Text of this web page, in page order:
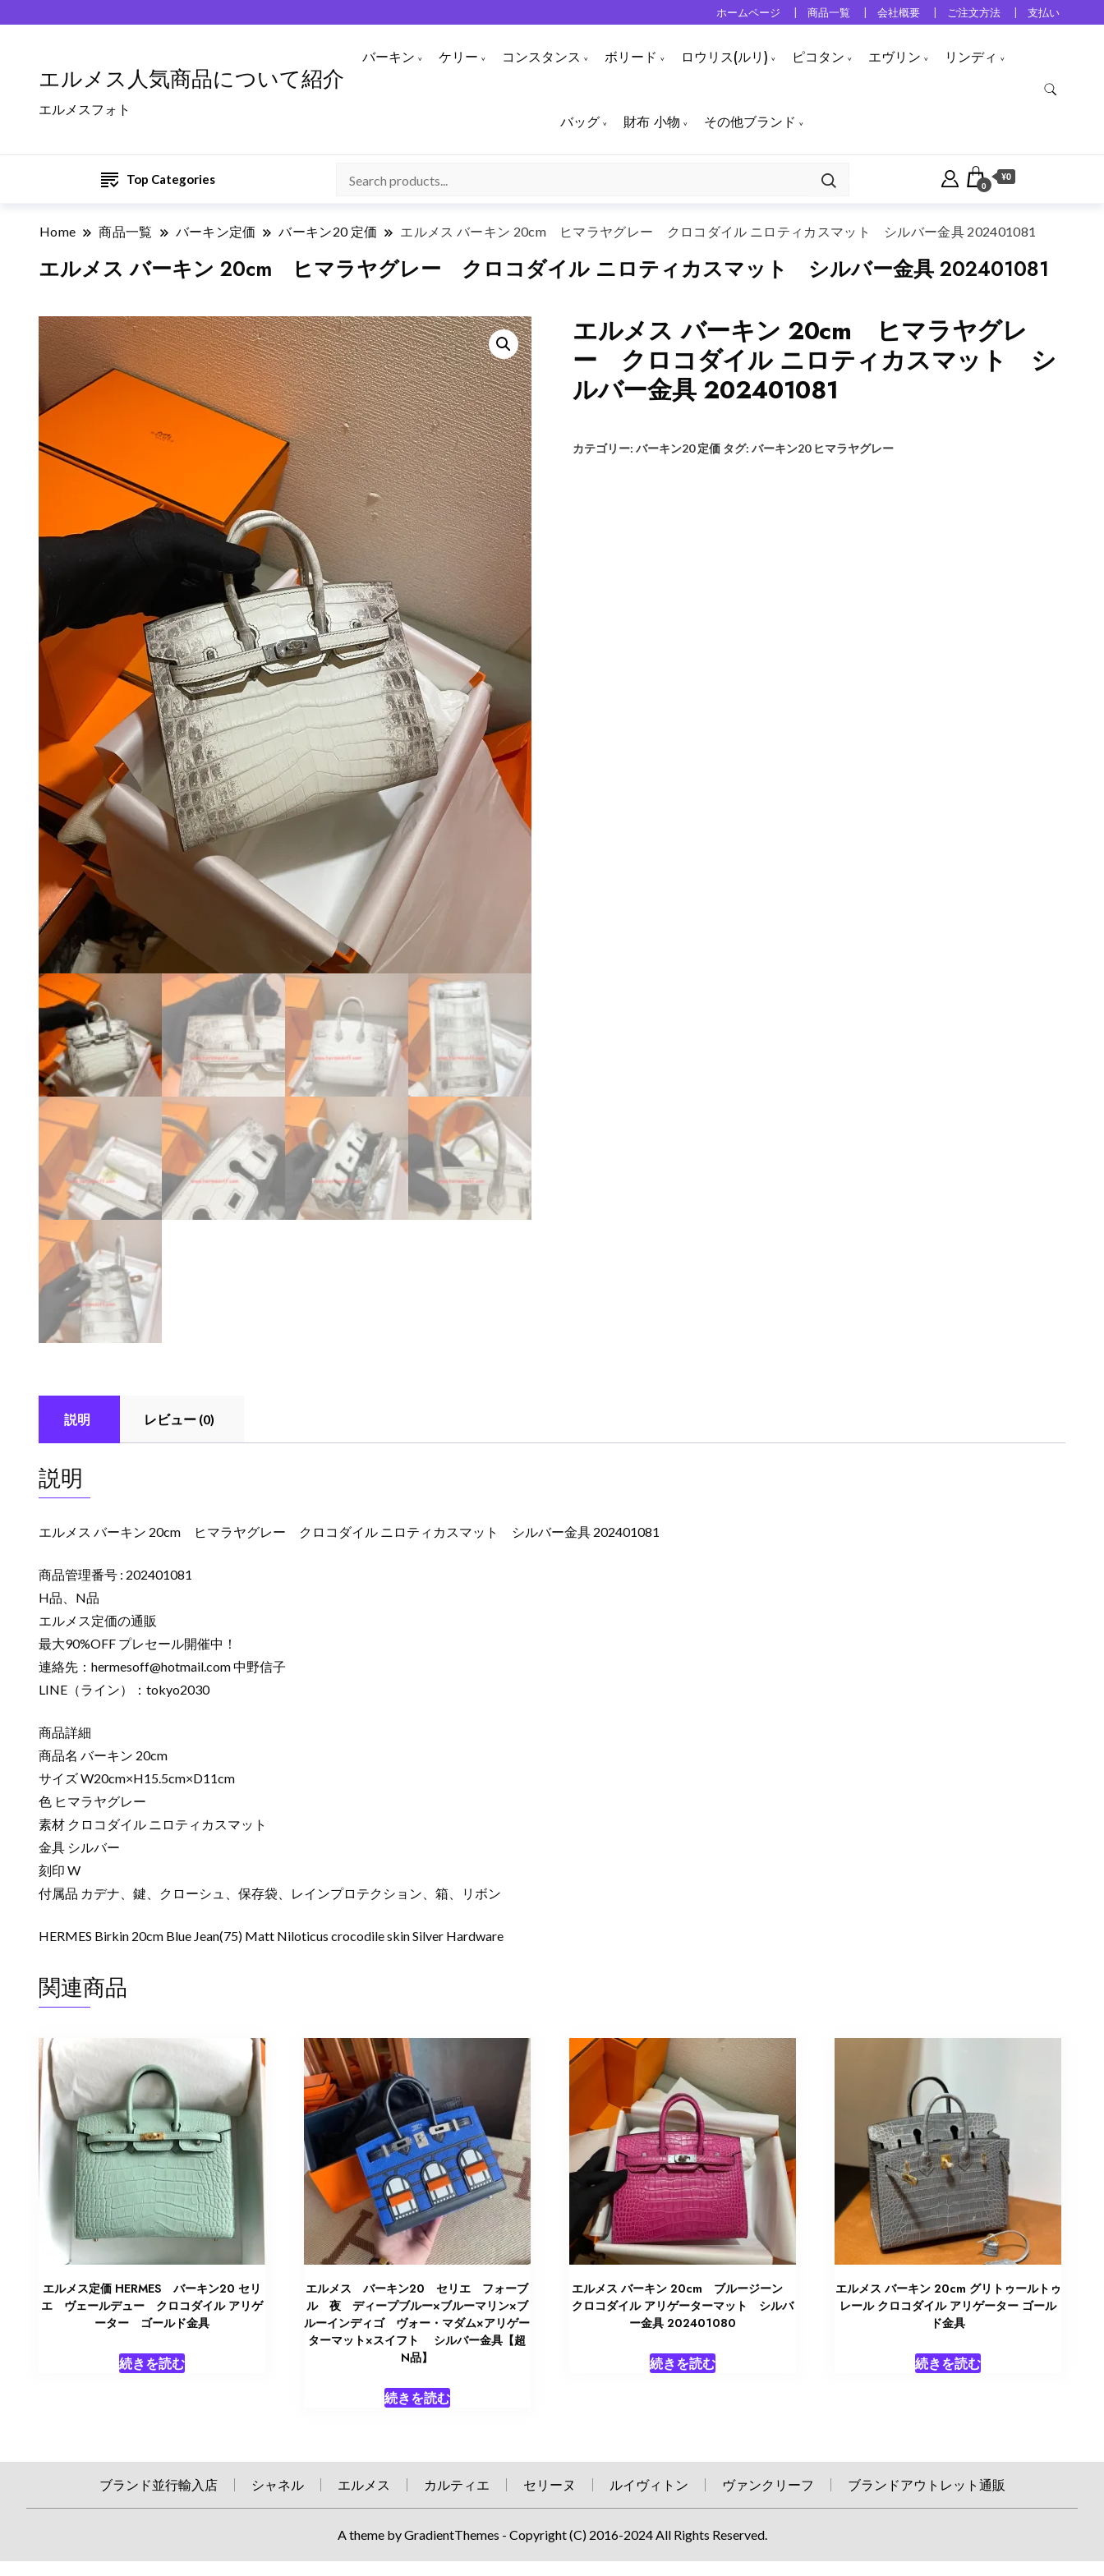
ホームページ 商品一覧 会社概要 ご注文方法 支払い
エルメス人気商品について紹介
エルメスフォト
バーキン ケリー コンスタンス ボリード ロウリス(ルリ) ピコタン エヴリン リンディ
バッグ 財布 小物 その他ブランド
Top Categories 0
¥0
Home 商品一覧 バーキン定価 バーキン20 定価 エルメス バーキン 20cm ヒマラヤグレー クロコダイル ニロティカスマット シルバー金具 202401081
エルメス バーキン 20cm ヒマラヤグレー クロコダイル ニロティカスマット シルバー金具 202401081
エルメス バーキン 20cm ヒマラヤグレ
ー クロコダイル ニロティカスマット シ
ルバー金具 202401081
カテゴリー: バーキン20 定価 タグ: バーキン20 ヒマラヤグレー
説明 レビュー (0)
説明
エルメス バーキン 20cm ヒマラヤグレー クロコダイル ニロティカスマット シルバー金具 202401081
商品管理番号 : 202401081
H品、N品
エルメス定価の通販
最大90%OFF プレセール開催中！
連絡先： hermesoff@hotmail.com中野信子
LINE（ライン）：tokyo2030
商品詳細
商品名 バーキン 20cm
サイズ W20cm×H15.5cm×D11cm
色 ヒマラヤグレー
素材 クロコダイル ニロティカスマット
金具 シルバー
刻印 W
付属品 カデナ、鍵、クローシュ、保存袋、レインプロテクション、箱、リボン
HERMES Birkin 20cm Blue Jean(75) Matt Niloticus crocodile skin Silver Hardware
関連商品
エルメス定価 HERMES バーキン20 セリ
エ ヴェールデュー クロコダイル アリゲ
ーター ゴールド金具
続きを読む
エルメス バーキン20 セリエ フォーブ
ル 夜 ディープブルー×ブルーマリン×ブ
ルーインディゴ ヴォー・マダム×アリゲー
ターマット×スイフト シルバー金具【超
N品】
続きを読む
エルメス バーキン 20cm ブルージーン
クロコダイル アリゲーターマット シルバ
ー金具 202401080
続きを読む
エルメス バーキン 20cm グリトゥールトゥ
レール クロコダイル アリゲーター ゴール
ド金具
続きを読む
ブランド並行輸入店 シャネル エルメス カルティエ セリーヌ ルイヴィトン ヴァンクリーフ ブランドアウトレット通販
A theme by GradientThemes - Copyright (C) 2016-2024 All Rights Reserved.